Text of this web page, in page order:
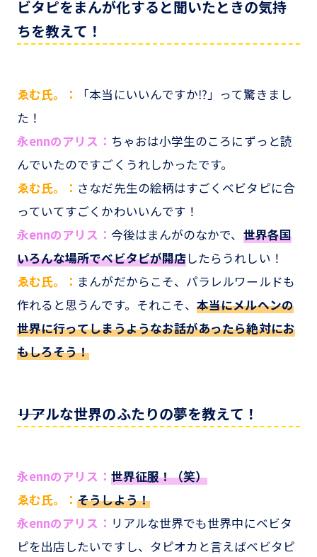
ビタピをまんが化すると聞いたときの気持
ちを教えて！
ゑむ氏。：
「本当にいいんですか⁉」って驚きまし
た！
永ennのアリス： ちゃおは小学生のころにずっと読
んでいたのですごくうれしかったです。
ゑむ氏。： さなだ先生の絵柄はすごくベビタピに合
っていてすごくかわいいんです！
永ennのアリス： 今後はまんがのなかで、 世界各国
いろんな場所でベビタピが開店したらうれしい！
ゑむ氏。： まんがだからこそ、パラレルワールドも
作れると思うんです。それこそ、本当にメルヘンの
世界に行ってしまうようなお話があったら絶対にお
もしろそう！
――リアルな世界のふたりの夢を教えて！
永ennのアリス： 世界征服！（笑）
ゑむ氏。：そうしよう！
永ennのアリス： リアルな世界でも世界中にベビタ
ピを出店したいですし、タピオカと言えばベビタピ